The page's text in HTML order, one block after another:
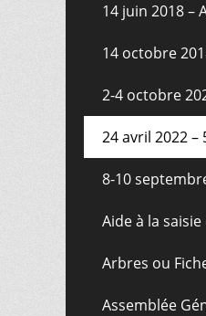
de
page
14 juin 2018 –
14 octobre
2-4 octobre
24 avril 2022 –
8-10
Aide à la
Arbres ou
Assemblée